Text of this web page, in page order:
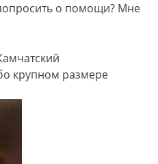
о помощи? Мне
крупном размере